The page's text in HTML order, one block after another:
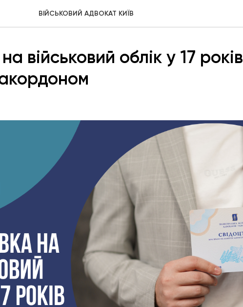
ВІЙСЬКОВИЙ АДВОКАТ КИЇВ
військовий облік у 17 років